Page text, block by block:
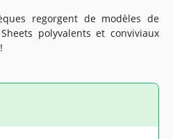
regorgent de modèles de
polyvalents et conviviaux